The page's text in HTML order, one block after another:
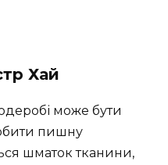
Хай
може бути
пишну
шматок тканини,